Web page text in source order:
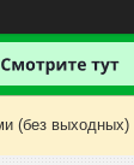
(без выходных)